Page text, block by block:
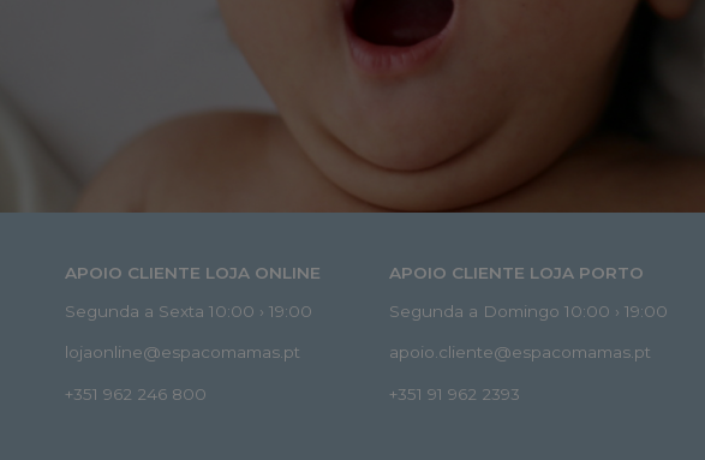
APOIO CLIENTE LOJA ONLINE
Segunda a Sexta 10:00 › 19:00
lojaonline@espacomamas.pt
+351 962 246 800
APOIO CLIENTE LOJA PORTO
Segunda a Domingo 10:00 › 19:00
apoio.cliente@espacomamas.pt
+351 91 962 2393